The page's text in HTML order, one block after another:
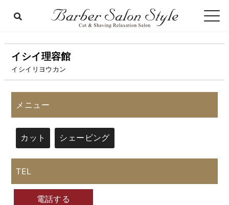
イシイ理容館
イシイリヨウカン
メニュー
カット シェービング
TEL
電話する